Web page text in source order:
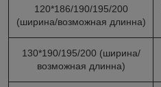
120*186/190/195/200
(ширина/возможная длинна)
130*190/195/200 (ширина/
возможная длинна)